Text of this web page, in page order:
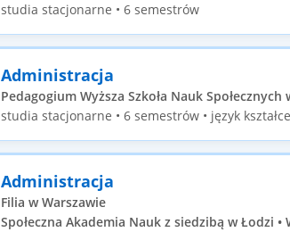
studia stacjonarne • 6 semestrów
Administracja
Pedagogium Wyższa Szkoła Nauk
studia stacjonarne • 6 semestrów • język
Administracja
Filia w Warszawie
Społeczna Akademia Nauk z siedzibą w Łodzi •